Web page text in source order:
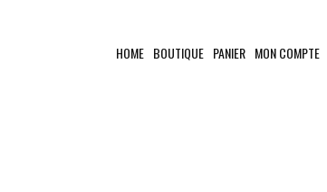
HOME BOUTIQUE PANIER MON COMPTE